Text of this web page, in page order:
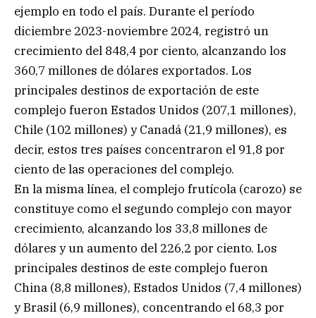
ejemplo en todo el país. Durante el período
diciembre 2023-noviembre 2024, registró un
crecimiento del 848,4 por ciento, alcanzando los
360,7 millones de dólares exportados. Los
principales destinos de exportación de este
complejo fueron Estados Unidos (207,1 millones),
Chile (102 millones) y Canadá (21,9 millones), es
decir, estos tres países concentraron el 91,8 por
ciento de las operaciones del complejo.
En la misma línea, el complejo frutícola (carozo) se
constituye como el segundo complejo con mayor
crecimiento, alcanzando los 33,8 millones de
dólares y un aumento del 226,2 por ciento. Los
principales destinos de este complejo fueron
China (8,8 millones), Estados Unidos (7,4 millones)
y Brasil (6,9 millones), concentrando el 68,3 por